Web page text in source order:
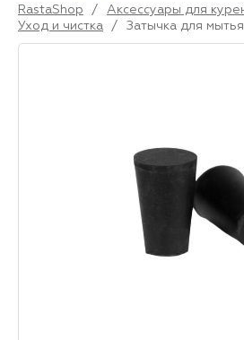
RastaShop / Аксессуары для
Уход и чистка
/ Затычка для